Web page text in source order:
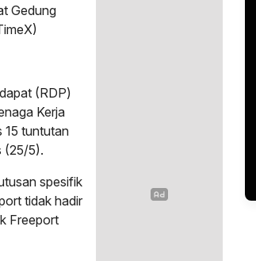
Gedung
(RDP)
Kerja
15 tuntutan
(25/5).
spesifik
tidak hadir
Freeport